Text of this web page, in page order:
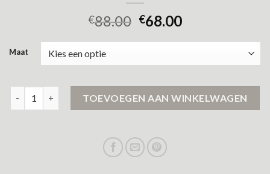
€88.00 €68.00
Maat
TOEVOEGEN AAN WINKELWAGEN